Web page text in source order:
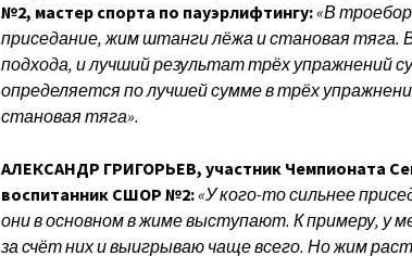
№2, мастер спорта по пауэрлифтингу:«В
приседание, жим штанги лёжа и становая тяга.
подхода, и лучший результат трёх упражнений
определяется по лучшей сумме в трёх
становая тяга».
АЛЕКСАНДР ГРИГОРЬЕВ, участник Чемпионата
воспитанник СШОР №2:«У кого-то сильнее
они в основном в жиме выступают. К примеру, у
за счёт них и выигрываю чаще всего. Но жим